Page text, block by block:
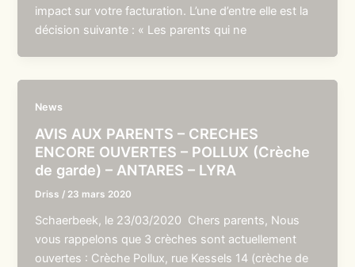
impact sur votre facturation. L’une d’entre elle est la
décision suivante : « Les parents qui ne
News
AVIS AUX PARENTS – CRECHES
ENCORE OUVERTES – POLLUX (Crèche
de garde) – ANTARES – LYRA
Driss / 23 mars 2020
Schaerbeek, le 23/03/2020 Chers parents, Nous
vous rappelons que 3 crèches sont actuellement
ouvertes : Crèche Pollux, rue Kessels 14 (crèche de